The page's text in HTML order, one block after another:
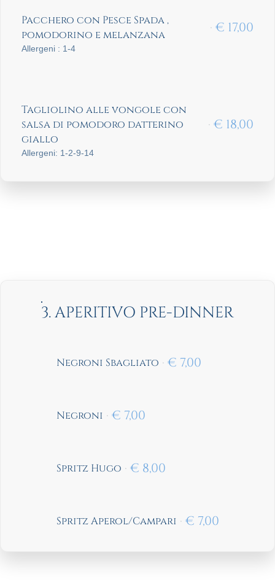
Pacchero con Pesce Spada ,
pomodorino e melanzana
€ 17,00
Allergeni : 1-4
Tagliolino alle vongole con
salsa di pomodoro datterino
giallo
€ 18,00
Allergeni: 1-2-9-14
3. APERITIVO PRE-DINNER
Negroni Sbagliato € 7,00
Negroni € 7,00
Spritz Hugo € 8,00
Spritz Aperol/Campari € 7,00